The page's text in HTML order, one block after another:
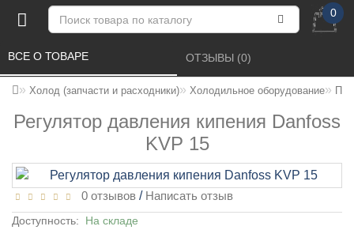
0
Холод (запчасти и расходники) Холодильное оборудование
Регулятор давления кипения Danfoss
KVP 15
ВСЕ О ТОВАРЕ ОТЗЫВЫ (0)
0 отзывов / Написать отзыв
Доступность: На складе